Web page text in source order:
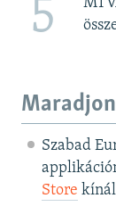
5
Szabad
Store